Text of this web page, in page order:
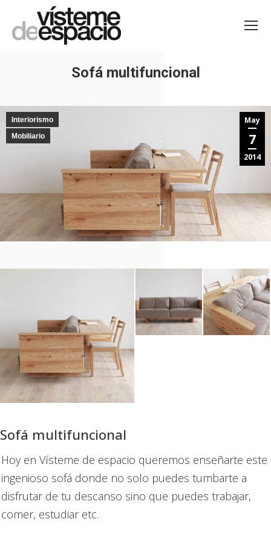
Sofá multifuncional
May
7
2014
Interiorismo
Mobiliario
Sofá multifuncional
Hoy en Vísteme de espacio queremos enseñarte este
ingenioso sofá donde no solo puedes tumbarte a
disfrutar de tu descanso sino que puedes trabajar,
comer, estudiar etc.